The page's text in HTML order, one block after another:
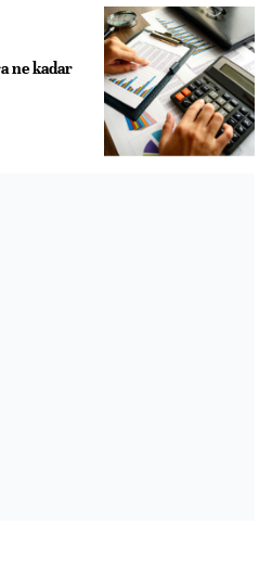
ne kadar